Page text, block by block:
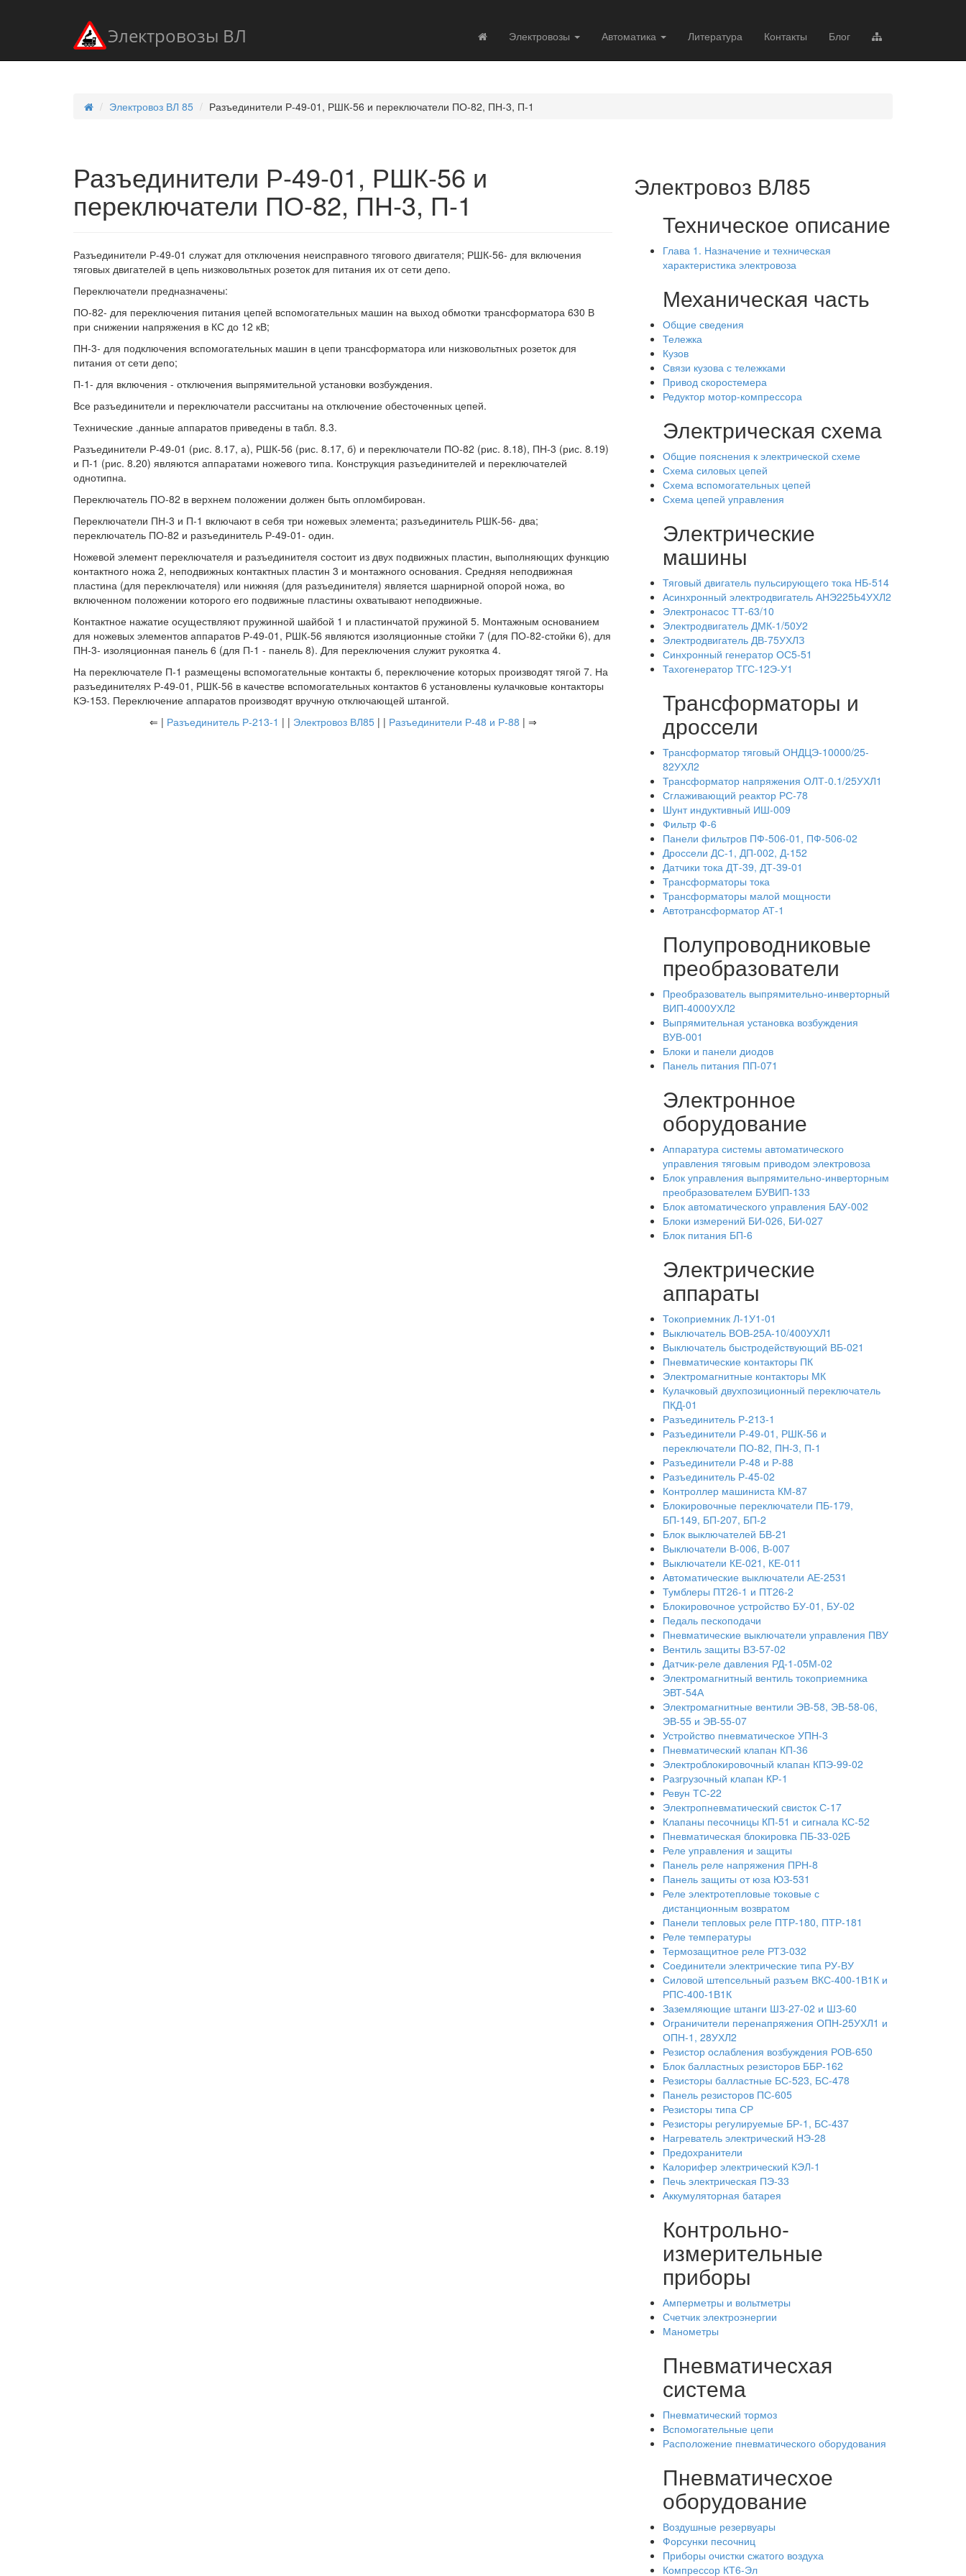
Электровозы ВЛ Электровозы Автоматика Литература Контакты Блог
Электровоз ВЛ 85 Разъединители Р-49-01, РШК-56 и переключатели ПО-82, ПН-3, П-1
Разъединители Р-49-01, РШК-56 и
переключатели ПО-82, ПН-3, П-1
Разъединители Р-49-01 служат для отключения неисправного тягового двигателя; РШК-56- для включения
тяговых двигателей в цепь низковольтных розеток для питания их от сети депо.
Переключатели предназначены:
ПО-82- для переключения питания цепей вспомогательных машин на выход обмотки трансформатора 630 В
при снижении напряжения в КС до 12 кВ;
ПН-3- для подключения вспомогательных машин в цепи трансформатора или низковольтных розеток для
питания от сети депо;
П-1- для включения - отключения выпрямительной установки возбуждения.
Все разъединители и переключатели рассчитаны на отключение обесточенных цепей.
Технические .данные аппаратов приведены в табл. 8.3.
Разъединители Р-49-01 (рис. 8.17, а), РШК-56 (рис. 8.17, б) и переключатели ПО-82 (рис. 8.18), ПН-3 (рис. 8.19)
и П-1 (рис. 8.20) являются аппаратами ножевого типа. Конструкция разъединителей и переключателей
однотипна.
Переключатель ПО-82 в верхнем положении должен быть опломбирован.
Переключатели ПН-3 и П-1 включают в себя три ножевых элемента; разъединитель РШК-56- два;
переключатель ПО-82 и разъединитель Р-49-01- один.
Ножевой элемент переключателя и разъединителя состоит из двух подвижных пластин, выполняющих функцию
контактного ножа 2, неподвижных контактных пластин 3 и монтажного основания. Средняя неподвижная
пластина (для переключателя) или нижняя (для разъединителя) является шарнирной опорой ножа, во
включенном положении которого его подвижные пластины охватывают неподвижные.
Контактное нажатие осуществляют пружинной шайбой 1 и пластинчатой пружиной 5. Монтажным основанием
для ножевых элементов аппаратов Р-49-01, РШК-56 являются изоляционные стойки 7 (для ПО-82-стойки 6), для
ПН-3- изоляционная панель 6 (для П-1 - панель 8). Для переключения служит рукоятка 4.
На переключателе П-1 размещены вспомогательные контакты б, переключение которых производят тягой 7. На
разъединителях Р-49-01, РШК-56 в качестве вспомогательных контактов 6 установлены кулачковые контакторы
КЭ-153. Переключение аппаратов производят вручную отключающей штангой.
⇐ | Разъединитель Р-213-1 | | Электровоз ВЛ85| | Разъединители Р-48 и Р-88 | ⇒
Электровоз ВЛ85
Техническое описание
Глава 1. Назначение и техническая
характеристика электровоза
Механическая часть
Общие сведения
Тележка
Кузов
Связи кузова с тележками
Привод скоростемера
Редуктор мотор-компрессора
Электрическая схема
Общие пояснения к электрической схеме
Схема силовых цепей
Схема вспомогательных цепей
Схема цепей управления
Электрические
машины
Тяговый двигатель пульсирующего тока НБ-514
Асинхронный электродвигатель АНЭ225Ь4УХЛ2
Электронасос ТТ-63/10
Электродвигатель ДМК-1/50У2
Электродвигатель ДВ-75УХЛЗ
Синхронный генератор ОС5-51
Тахогенератор ТГС-12Э-У1
Трансформаторы и
дроссели
Трансформатор тяговый ОНДЦЭ-10000/25-
82УХЛ2
Трансформатор напряжения ОЛТ-0.1/25УХЛ1
Сглаживающий реактор РС-78
Шунт индуктивный ИШ-009
Фильтр Ф-6
Панели фильтров ПФ-506-01, ПФ-506-02
Дроссели ДС-1, ДП-002, Д-152
Датчики тока ДТ-39, ДТ-39-01
Трансформаторы тока
Трансформаторы малой мощности
Автотрансформатор АТ-1
Полупроводниковые
преобразователи
Преобразователь выпрямительно-инверторный
ВИП-4000УХЛ2
Выпрямительная установка возбуждения
ВУВ-001
Блоки и панели диодов
Панель питания ПП-071
Электронное
оборудование
Аппаратура системы автоматического
управления тяговым приводом электровоза
Блок управления выпрямительно-инверторным
преобразователем БУВИП-133
Блок автоматического управления БАУ-002
Блоки измерений БИ-026, БИ-027
Блок питания БП-6
Электрические
аппараты
Токоприемник Л-1У1-01
Выключатель ВОВ-25А-10/400УХЛ1
Выключатель быстродействующий ВБ-021
Пневматические контакторы ПК
Электромагнитные контакторы МК
Кулачковый двухпозиционный переключатель
ПКД-01
Разъединитель Р-213-1
Разъединители Р-49-01, РШК-56 и
переключатели ПО-82, ПН-3, П-1
Разъединители Р-48 и Р-88
Разъединитель Р-45-02
Контроллер машиниста КМ-87
Блокировочные переключатели ПБ-179,
БП-149, БП-207, БП-2
Блок выключателей БВ-21
Выключатели В-006, В-007
Выключатели КЕ-021, КЕ-011
Автоматические выключатели АЕ-2531
Тумблеры ПТ26-1 и ПТ26-2
Блокировочное устройство БУ-01, БУ-02
Педаль пескоподачи
Пневматические выключатели управления ПВУ
Вентиль защиты ВЗ-57-02
Датчик-реле давления РД-1-05М-02
Электромагнитный вентиль токоприемника
ЭВТ-54А
Электромагнитные вентили ЭВ-58, ЭВ-58-06,
ЭВ-55 и ЭВ-55-07
Устройство пневматическое УПН-3
Пневматический клапан КП-36
Электроблокировочный клапан КПЭ-99-02
Разгрузочный клапан КР-1
Ревун ТС-22
Электропневматический свисток С-17
Клапаны песочницы КП-51 и сигнала КС-52
Пневматическая блокировка ПБ-33-02Б
Реле управления и защиты
Панель реле напряжения ПРН-8
Панель защиты от юза ЮЗ-531
Реле электротепловые токовые с
дистанционным возвратом
Панели тепловых реле ПТР-180, ПТР-181
Реле температуры
Термозащитное реле РТЗ-032
Соединители электрические типа РУ-ВУ
Силовой штепсельный разъем ВКС-400-1В1К и
РПС-400-1В1К
Заземляющие штанги ШЗ-27-02 и ШЗ-60
Ограничители перенапряжения ОПН-25УХЛ1 и
ОПН-1, 28УХЛ2
Резистор ослабления возбуждения РОВ-650
Блок балластных резисторов ББР-162
Резисторы балластные БС-523, БС-478
Панель резисторов ПС-605
Резисторы типа СР
Резисторы регулируемые БР-1, БС-437
Нагреватель электрический НЭ-28
Предохранители
Калорифер электрический КЭЛ-1
Печь электрическая ПЭ-33
Аккумуляторная батарея
Контрольно-
измерительные
приборы
Амперметры и вольтметры
Счетчик электроэнергии
Манометры
Пневматичесхая
система
Пневматический тормоз
Вспомогательные цепи
Расположение пневматического оборудования
Пневматичесхое
оборудование
Воздушные резервуары
Форсунки песочниц
Приборы очистки сжатого воздуха
Компрессор КТ6-Эл